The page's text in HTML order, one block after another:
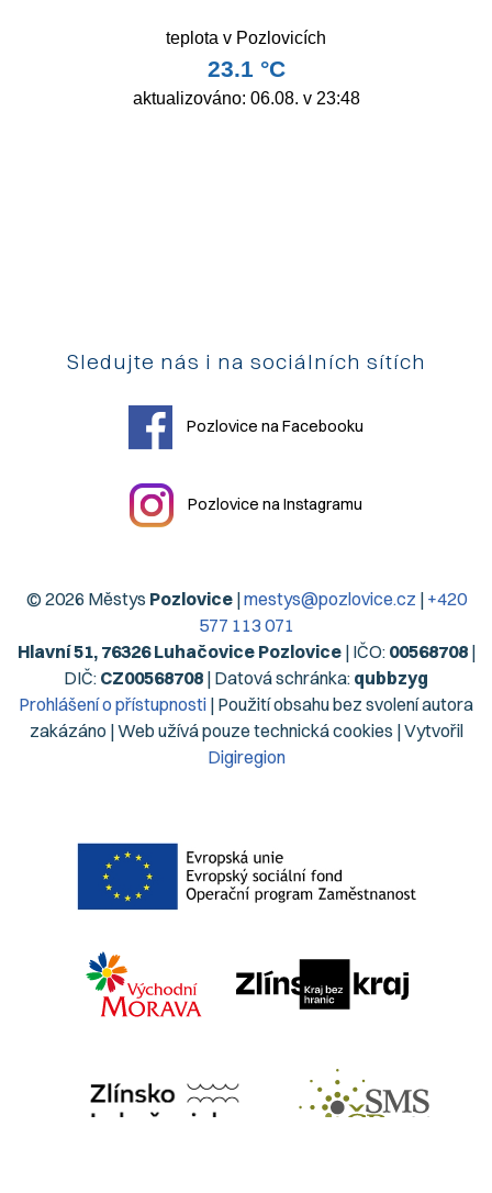
Sledujte nás i na sociálních sítích
Pozlovice na Facebooku
Pozlovice na Instagramu
© 2026 Městys Pozlovice|mestys@pozlovice.cz | +420
577 113 071
Hlavní 51, 76326 Luhačovice Pozlovice| IČO: 00568708|
DIČ: CZ00568708 | Datová schránka: qubbzyg
Prohlášení o přístupnosti | Použití obsahu bez svolení autora
zakázáno | Web užívá pouze technická cookies | Vytvořil
Digiregion